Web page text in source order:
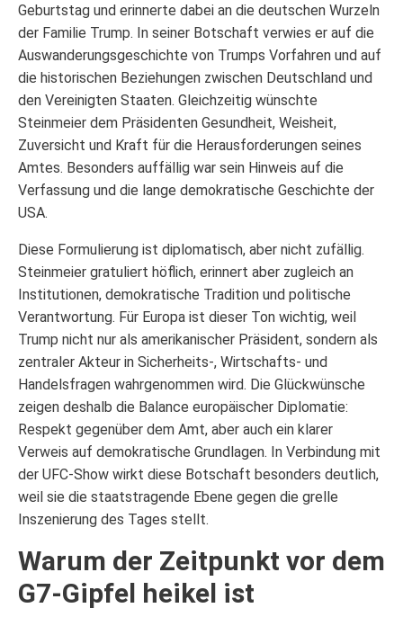
Geburtstag und erinnerte dabei an die deutschen Wurzeln
der Familie Trump. In seiner Botschaft verwies er auf die
Auswanderungsgeschichte von Trumps Vorfahren und auf
die historischen Beziehungen zwischen Deutschland und
den Vereinigten Staaten. Gleichzeitig wünschte
Steinmeier dem Präsidenten Gesundheit, Weisheit,
Zuversicht und Kraft für die Herausforderungen seines
Amtes. Besonders auffällig war sein Hinweis auf die
Verfassung und die lange demokratische Geschichte der
USA.
Diese Formulierung ist diplomatisch, aber nicht zufällig.
Steinmeier gratuliert höflich, erinnert aber zugleich an
Institutionen, demokratische Tradition und politische
Verantwortung. Für Europa ist dieser Ton wichtig, weil
Trump nicht nur als amerikanischer Präsident, sondern als
zentraler Akteur in Sicherheits-, Wirtschafts- und
Handelsfragen wahrgenommen wird. Die Glückwünsche
zeigen deshalb die Balance europäischer Diplomatie:
Respekt gegenüber dem Amt, aber auch ein klarer
Verweis auf demokratische Grundlagen. In Verbindung mit
der UFC-Show wirkt diese Botschaft besonders deutlich,
weil sie die staatstragende Ebene gegen die grelle
Inszenierung des Tages stellt.
Warum der Zeitpunkt vor dem
G7-Gipfel heikel ist